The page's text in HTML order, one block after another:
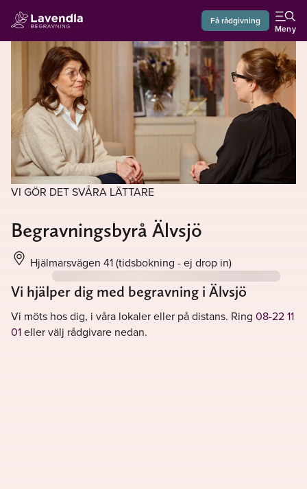
Få rådgivning
Meny
VI GÖR DET SVÅRA LÄTTARE
Begravningsbyrå Älvsjö
Hjälmarsvägen 41(tidsbokning - ej drop in)
Vi hjälper dig med begravning i Älvsjö
Vi möts hos dig, i våra lokaler eller på distans. Ring 08-22 11
01eller välj rådgivare nedan.